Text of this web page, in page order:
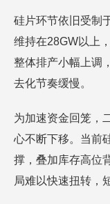
硅片环节依旧受制
维持在28GW以上
整体排产小幅上调
去化节奏缓慢。
为加速资金回笼，
心不断下移。当前
撑，叠加库存高位
局难以快速扭转，